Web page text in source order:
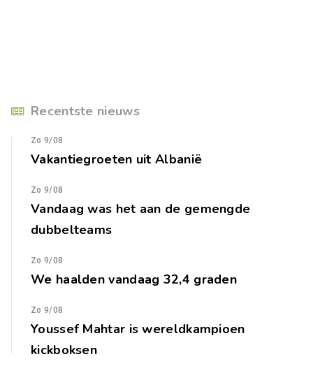
Recentste nieuws
Zo 9/08
Vakantiegroeten uit Albanië
Zo 9/08
Vandaag was het aan de gemengde
dubbelteams
Zo 9/08
We haalden vandaag 32,4 graden
Zo 9/08
Youssef Mahtar is wereldkampioen
kickboksen